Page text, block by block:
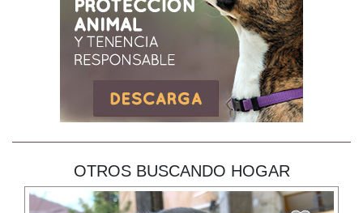
OTROS BUSCANDO HOGAR